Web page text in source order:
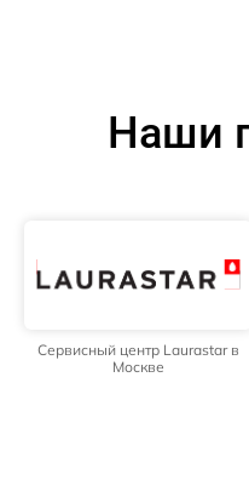
Наши
Сервисный центр Laurastar в
Москве